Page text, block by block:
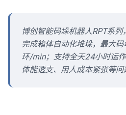
博创智能码垛机器人RPT系
完成箱体自动化堆垛，最大
环/min；支持全天24小时运
体能透支、用人成本紧张等问